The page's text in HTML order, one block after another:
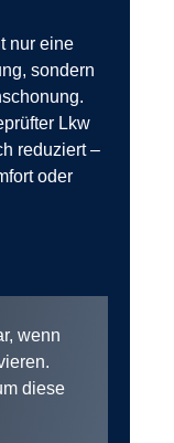
nur eine
sondern
Lkw
reduziert –
oder
wenn
diese